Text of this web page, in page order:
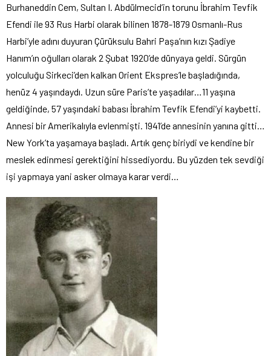
Burhaneddin Cem, Sultan I. Abdülmecid’in torunu İbrahim Tevfik
Efendi ile 93 Rus Harbi olarak bilinen 1878-1879 Osmanlı-Rus
Harbi’yle adını duyuran Çürüksulu Bahri Paşa’nın kızı Şadiye
Hanım’ın oğulları olarak 2 Şubat 1920’de dünyaya geldi. Sürgün
yolculuğu Sirkeci’den kalkan Orient Ekspres’le başladığında,
henüz 4 yaşındaydı. Uzun süre Paris’te yaşadılar…11 yaşına
geldiğinde, 57 yaşındaki babası İbrahim Tevfik Efendi’yi kaybetti.
Annesi bir Amerikalıyla evlenmişti. 1941’de annesinin yanına gitti…
New York’ta yaşamaya başladı. Artık genç biriydi ve kendine bir
meslek edinmesi gerektiğini hissediyordu. Bu yüzden tek sevdiği
işi yapmaya yani asker olmaya karar verdi…